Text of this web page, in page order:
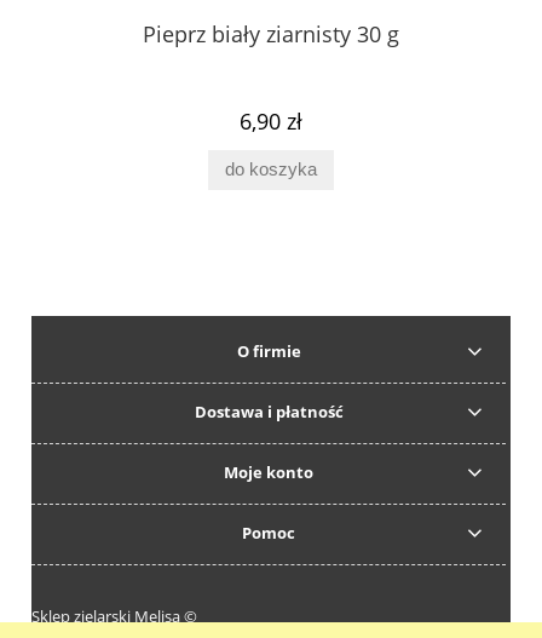
Pieprz biały ziarnisty 30 g
6,90 zł
do koszyka
O firmie
Dostawa i płatność
Moje konto
Pomoc
Sklep zielarski Melisa ©